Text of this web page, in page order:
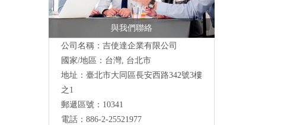
與我們聯絡
公司名稱：吉使達企業有限公司
國家/地區：台灣, 台北市
地址：臺北市大同區長安西路342號3樓
之1
郵遞區號：10341
電話：886-2-25521977